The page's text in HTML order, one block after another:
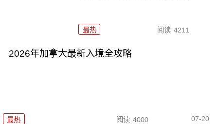
最热 阅读 4211
2026年加拿大最新入境全攻略
最热 阅读 4000 07-20